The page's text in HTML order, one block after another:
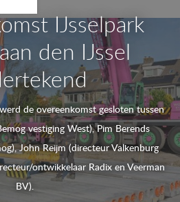
IJsselpark
den IJssel
de overeenkomst gesloten tussen
vestiging West), Pim Berends
John Reijm (directeur Valkenburg
ontwikkelaar Radix en Veerman
BV).